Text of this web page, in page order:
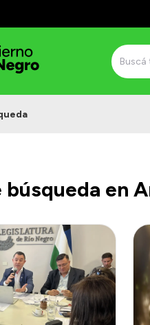
búsqueda en